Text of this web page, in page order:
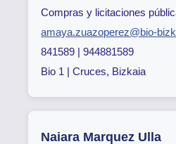
Compras y licitaciones
amaya.zuazoperez@bio-
841589 | 944881589
Bio 1 | Cruces, Bizkaia
Naiara Marquez Ulla